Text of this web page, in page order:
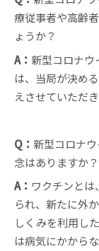
療従事者や高齢
ょうか？
A： 新型コロナ
は、当局が決め
えさせていただき
Q： 新型コロナ
念はありますか？
A： ワクチンと
られ、新たに外
しくみを利用し
は病気にかから